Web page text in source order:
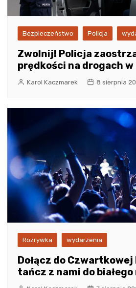
Bezpieczeństwo Policja
Zwolnij! Policja
prędkości na drogach w
Karol Kaczmarek 8 sierpnia
Rozrywka wydarzenia
Dołącz do
tańcz z nami do białego